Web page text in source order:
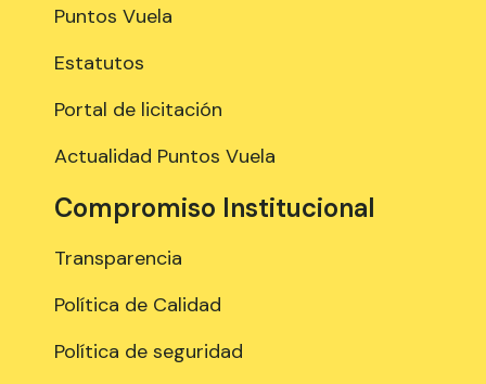
Puntos Vuela
Estatutos
Portal de licitación
Actualidad Puntos Vuela
Compromiso Institucional
Transparencia
Política de Calidad
Política de seguridad